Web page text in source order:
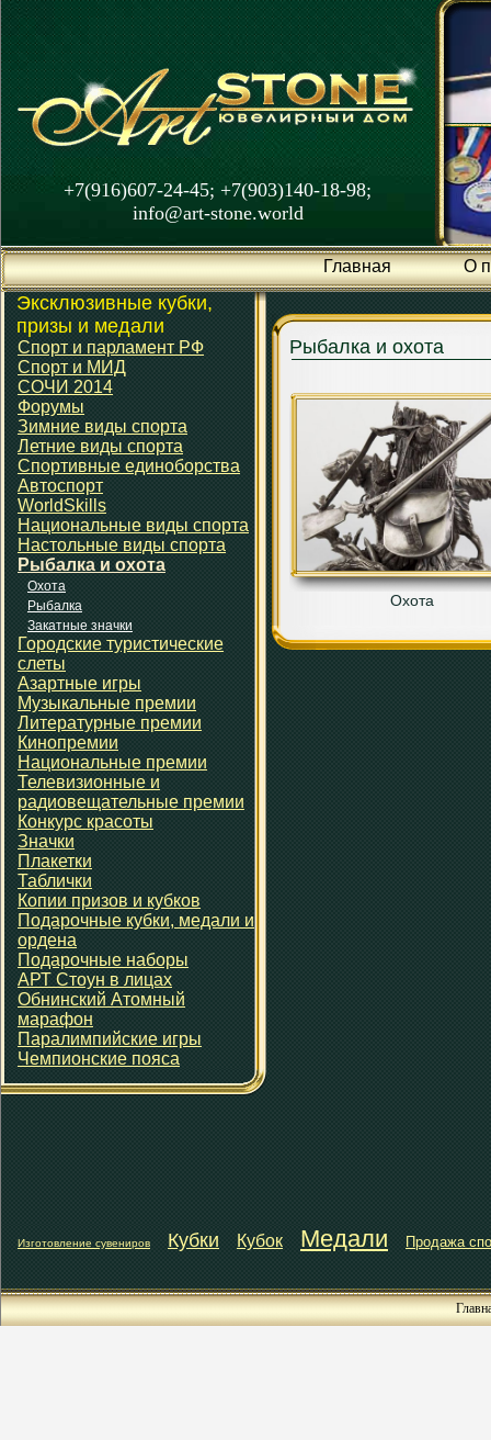
+7(916)607-24-45; +7(903)140-18-98;
info@art-stone.world
Главная О
Эксклюзивные кубки,
призы и медали
Спорт и парламент РФ
Спорт и МИД
СОЧИ 2014
Форумы
Зимние виды спорта
Летние виды спорта
Спортивные единоборства
Автоспорт
WorldSkills
Национальные виды спорта
Настольные виды спорта
Рыбалка и охота
Охота
Рыбалка
Закатные значки
Городские туристические
слеты
Азартные игры
Музыкальные премии
Литературные премии
Кинопремии
Национальные премии
Телевизионные и
радиовещательные премии
Конкурс красоты
Значки
Плакетки
Таблички
Копии призов и кубков
Подарочные кубки, медали и
ордена
Подарочные наборы
АРТ Стоун в лицах
Обнинский Атомный
марафон
Паралимпийские игры
Чемпионские пояса
Рыбалка и охота
Охота
Изготовление сувениров Кубки Кубок Медали Продажа